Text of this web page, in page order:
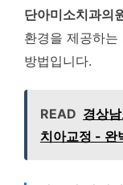
단아미소치과의
환경을 제공하
방법입니다.
READ 경상
치아교정 - 완